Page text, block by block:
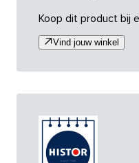
Koop dit product bij
Vind jouw winkel